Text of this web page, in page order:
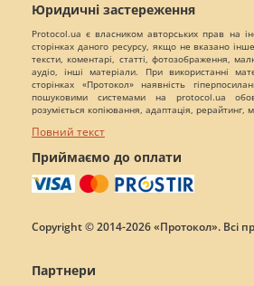
Юридичні застереження
Protocol.ua є власником авторських прав на
сторінках даного ресурсу, якщо не вказано
тексти, коментарі, статті, фотозображення,
аудіо, інші матеріали. При використанні
сторінках «Протокол» наявність
пошуковими системами на protocol.ua
розуміється копіювання, адаптація, рерайтинг,
Повний текст
Приймаємо до оплати
Copyright © 2014-2026 «Протокол». Всі
Партнери